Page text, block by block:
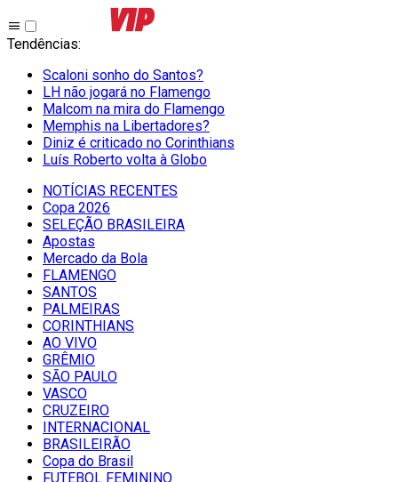
Tendências:
Scaloni sonho do Santos?
LH não jogará no Flamengo
Malcom na mira do Flamengo
Memphis na Libertadores?
Diniz é criticado no Corinthians
Luís Roberto volta à Globo
NOTÍCIAS RECENTES
Copa 2026
SELEÇÃO BRASILEIRA
Apostas
Mercado da Bola
FLAMENGO
SANTOS
PALMEIRAS
CORINTHIANS
AO VIVO
GRÊMIO
SĀO PAULO
VASCO
CRUZEIRO
INTERNACIONAL
BRASILEIRÃO
Copa do Brasil
FUTEBOL FEMININO